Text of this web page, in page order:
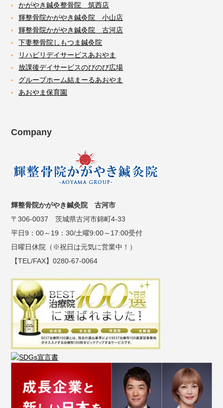
かがやき鍼灸整骨院 筑西店
輝整骨院かがやき鍼灸院 小山店
輝整骨院かがやき鍼灸院 古河店
下妻整骨院しもつま鍼灸院
リハビリデイサービスあおやま
放課後デイサービスのびのび広場
グループホーム結まーるあおやま
あおやま保育園
Company
輝整骨院かがやき鍼灸院 古河市
〒306-0037 茨城県古河市錦町4-33
平日9：00～19：30/土曜9:00～17:00受付
日曜日休院（※祝日は元気に営業中！）
【TEL/FAX】0280-67-0064